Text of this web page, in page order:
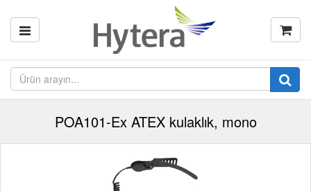
POA101-Ex ATEX kulaklık, mono